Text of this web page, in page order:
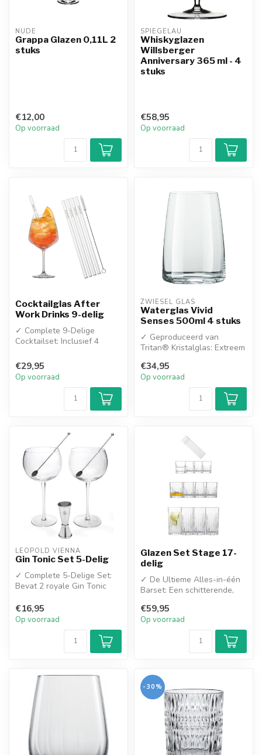
NUDE
Grappa Glazen 0,11L 2
stuks
€12,00
Op voorraad
SPIEGELAU
Whiskyglazen
Willsberger
Anniversary 365 ml - 4
stuks
€58,95
Op voorraad
Cocktailglas After
Work Drinks 9-delig
✓ Complete 9-Delige
Cocktailset: Inclusief 4
duurzam...
€29,95
Op voorraad
ZWIESEL GLAS
Waterglas Vivid
Senses 500ml 4 stuks
✓ Geproduceerd van
Tritan® Kristalglas: Extreem
voor...
€34,95
Op voorraad
LEOPOLD VIENNA
Gin Tonic Set 5-Delig
✓ Complete 5-Delige Set:
Bevat 2 royale Gin Tonic
jigger (...
€16,95
Op voorraad
Glazen Set Stage 17-
delig
✓ De Ultieme Alles-in-één
Barset: Een schitterende,
...
€59,95
Op voorraad
-30%